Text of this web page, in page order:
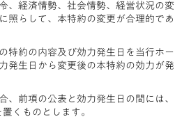
、経済情勢、社会情勢、経営状況の変
照らして、本特約の変更が合理的であ
特約の内容及び効力発生日を当行ホー
発生日から変更後の本特約の効力が発
、前項の公表と効力発生日の間には、
くものとします。